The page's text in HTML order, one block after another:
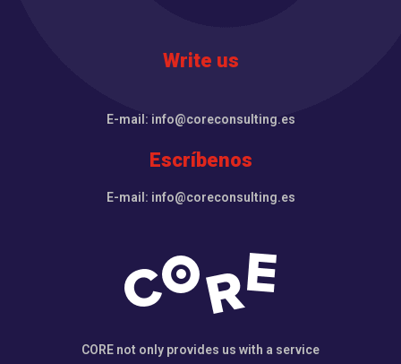
Write us
E-mail: info@coreconsulting.es
Escríbenos
E-mail: info@coreconsulting.es
CORE not only provides us with a service